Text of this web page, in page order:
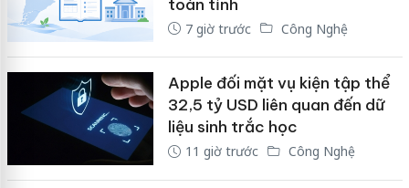
toàn tỉnh
7 giờ trước Công Nghệ
Apple đối mặt vụ kiện tập thể
32,5 tỷ USD liên quan đến dữ
liệu sinh trắc học
11 giờ trước Công Nghệ